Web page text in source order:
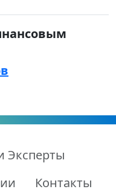
Эксперты
Контакты